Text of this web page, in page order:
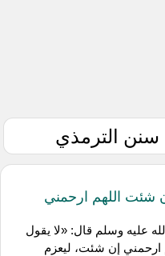
سنن الترمذي
شئت اللهم ارحمني
عليه وسلم قال: «لا يقول
ارحمني إن شئت، ليعزم